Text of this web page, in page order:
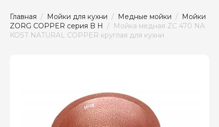
Главная / Мойки для кухни / Медные мойки / Мойки
ZORG COPPER серия B H /  Мойка медная ZC 470 NA
KOST NATURAL COPPER круглая для кухни